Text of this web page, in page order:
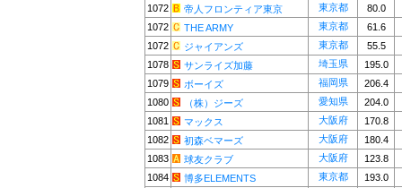
1072
帝人フロンティア東京 東京都
80.0
1072
THE ARMY 東京都
61.6
1072
ジャイアンズ 東京都
55.5
1078
サンライズ加藤 埼玉県
195.0
1079
ボーイズ 福岡県
206.4
1080
（株）ジーズ 愛知県
204.0
1081
マックス 大阪府
170.8
1082
初森ベマーズ 大阪府
180.4
1083
球友クラブ 大阪府
123.8
1084
博多ELEMENTS 東京都
193.0